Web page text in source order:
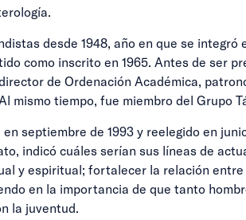
desde 1948, año en que se
como inscrito en 1965. Antes de ser
de Ordenación Académica,
mismo tiempo, fue miembro del Grupo
septiembre de 1993 y reelegido en
indicó cuáles serían sus líneas de
y espiritual; fortalecer la relación
en la importancia de que tanto
la juventud.